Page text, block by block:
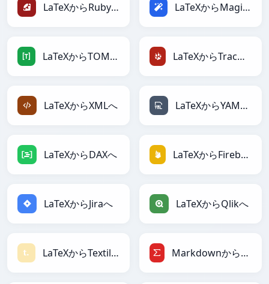
LaTeXからRubyへ LaTeXからMagicへ
LaTeXからTOMLへ LaTeXからTracWikiへ
LaTeXからXMLへ LaTeXからYAMLへ
LaTeXからDAXへ LaTeXからFirebaseへ
LaTeXからJiraへ LaTeXからQlikへ
LaTeXからTextileへ MarkdownからLaTeXへ